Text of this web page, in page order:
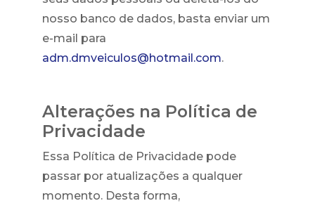
nosso banco de dados, basta enviar um
e-mail para
adm.dmveiculos@hotmail.com.
Alterações na Política de
Privacidade
Essa Política de Privacidade pode
passar por atualizações a qualquer
momento. Desta forma,